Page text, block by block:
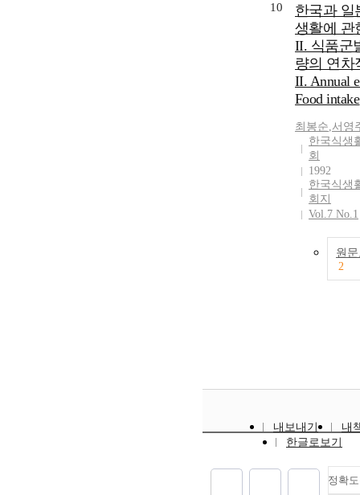
to parents
and parents
guidance
confirming
related
limitations,
this study
본 연구는 고
를 둔 어머니
행동 척도를
당화하였다.
어머니의 진
의 구성요인
행동척도의
당도를 검증
개발은 문항
안면타당도
도 검토를 통
의 예비조사
성하였다. 탐
strong desire
the contents
meals. 4. The
have taken
course
food habit
others.
containing
growth
Production of
capsaicinoids
culture was
gas
growth rate
by weighing
tissue. Among growth
regulators
D (10-6M)
effective. The
increased
two to three
growth was
the presence
alone. In the presence of
10-6M of 2,
10
한국과 일
생활에 관
II. 식품군
량의 연차
II. Annual
Food intake
최봉순,서영
한국식생
회
1992
한국식생
회지
Vol.7 No.1
원
2
내보내기
내
한글로보기
정확